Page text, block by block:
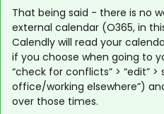
That being said - there is no
external calendar (O365, in
Calendly will read your
if you choose when going to
“check for conflicts” > “edit”
office/working elsewhere”)
over those times.